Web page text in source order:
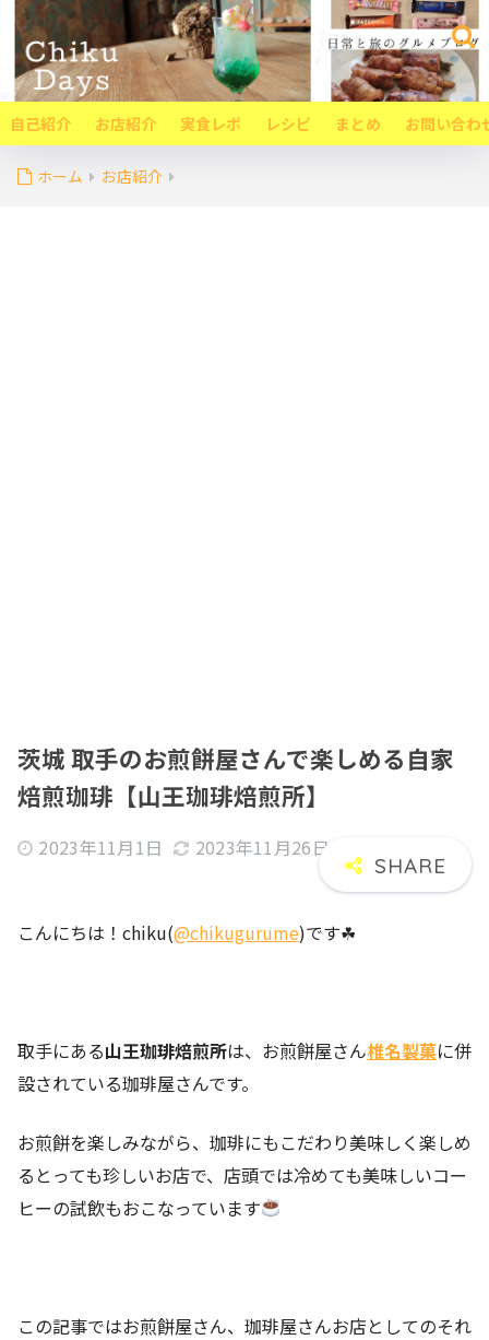
自己紹介 お店紹介 実食レポ レシピ まとめ お問い合わ
ホーム お店紹介
茨城 取手のお煎餅屋さんで楽しめる自家
焙煎珈琲【山王珈琲焙煎所】
2023年11月1日 2023年11月26日
こんにちは！chiku(@chikugurume)です☘
取手にある山王珈琲焙煎所は、お煎餅屋さん椎名製菓に併
設されている珈琲屋さんです。
お煎餅を楽しみながら、珈琲にもこだわり美味しく楽しめ
るとっても珍しいお店で、店頭では冷めても美味しいコー
ヒーの試飲もおこなっています
この記事ではお煎餅屋さん、珈琲屋さんお店としてのそれ